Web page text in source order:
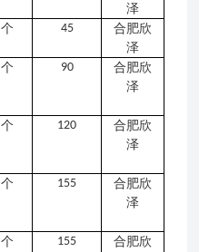
泽
个 45
合肥欣
泽
个 90
合肥欣
泽
个 120
合肥欣
泽
个 155
合肥欣
泽
个 155
合肥欣